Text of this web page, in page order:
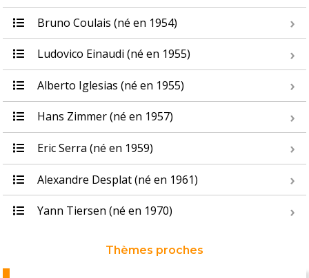
Bruno Coulais (né en 1954)
Ludovico Einaudi (né en 1955)
Alberto Iglesias (né en 1955)
Hans Zimmer (né en 1957)
Eric Serra (né en 1959)
Alexandre Desplat (né en 1961)
Yann Tiersen (né en 1970)
Thèmes proches